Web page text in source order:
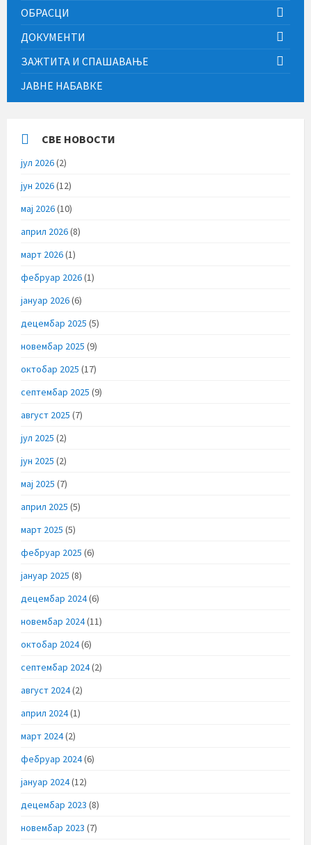
ОБРАСЦИ
ДОКУМЕНТИ
ЗАЖТИТА И СПАШАВАЊЕ
ЈАВНЕ НАБАВКЕ
СВЕ НОВОСТИ
јул 2026(2)
јун 2026(12)
мај 2026(10)
април 2026(8)
март 2026(1)
фебруар 2026(1)
јануар 2026(6)
децембар 2025 (5)
новембар 2025 (9)
октобар 2025 (17)
септембар 2025 (9)
август 2025 (7)
јул 2025 (2)
јун 2025 (2)
мај 2025 (7)
април 2025 (5)
март 2025 (5)
фебруар 2025 (6)
јануар 2025 (8)
децембар 2024(6)
новембар 2024(11)
октобар 2024(6)
септембар 2024(2)
август 2024(2)
април 2024(1)
март 2024(2)
фебруар 2024(6)
јануар 2024(12)
децембар 2023 (8)
новембар 2023 (7)